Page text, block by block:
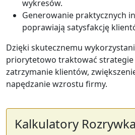
wykresów.
Generowanie praktycznych
poprawiają satysfakcję
Dzięki skutecznemu
priorytetowo traktować strategie
zatrzymanie klientów,
napędzanie wzrostu firmy.
Kalkulatory Rozrywka